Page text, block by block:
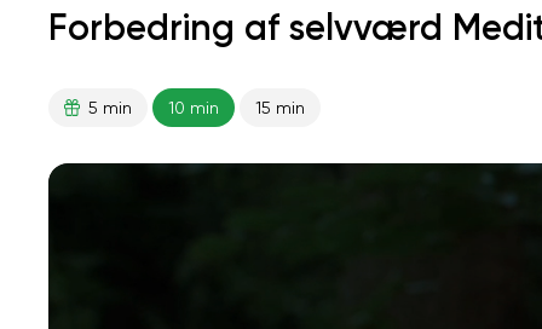
Forbedring af selvværd
5 min 10 min 15 min